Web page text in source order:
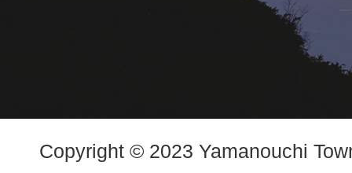
Copyright © 2023 Yamanouchi